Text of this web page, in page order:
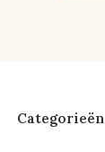
Categorieën